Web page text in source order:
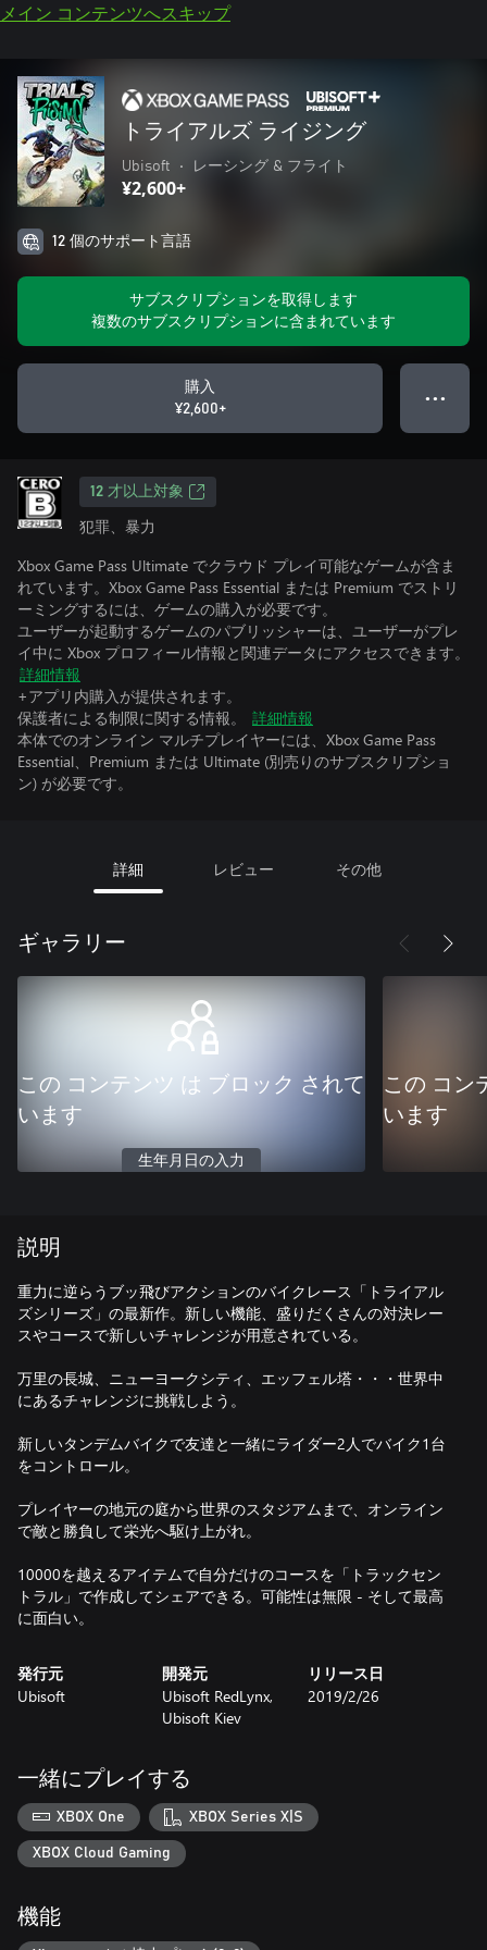
メイン コンテンツへスキップ
トライアルズ ライジング
Ubisoft • レーシング & フライト
¥2,600+
12 個のサポート言語
サブスクリプションを取得します
複数のサブスクリプションに含まれています
購入
¥2,600+
● ● ●
12 才以上対象
犯罪、暴力
Xbox Game Pass Ultimate でクラウド プレイ可能なゲームが含ま
れています。Xbox Game Pass Essential または Premium でストリ
ーミングするには、ゲームの購入が必要です。
ユーザーが起動するゲームのパブリッシャーは、ユーザーがプレ
イ中に Xbox プロフィール情報と関連データにアクセスできます。
詳細情報
+アプリ内購入が提供されます。
保護者による制限に関する情報。
詳細情報
本体でのオンライン マルチプレイヤーには、Xbox Game Pass
Essential、Premium または Ultimate (別売りのサブスクリプショ
ン) が必要です。
詳細 レビュー その他
ギャラリー
この コンテンツ は ブロック されて
います
生年月日の入力
この コン
います
説明
重力に逆らうブッ飛びアクションのバイクレース「トライアル
ズシリーズ」の最新作。新しい機能、盛りだくさんの対決レー
スやコースで新しいチャレンジが用意されている。
万里の長城、ニューヨークシティ、エッフェル塔・・・世界中
にあるチャレンジに挑戦しよう。
新しいタンデムバイクで友達と一緒にライダー2人でバイク1台
をコントロール。
プレイヤーの地元の庭から世界のスタジアムまで、オンライン
で敵と勝負して栄光へ駆け上がれ。
10000を越えるアイテムで自分だけのコースを「トラックセン
トラル」で作成してシェアできる。可能性は無限 - そして最高
に面白い。
発行元
Ubisoft
開発元
Ubisoft RedLynx,
Ubisoft Kiev
リリース日
2019/2/26
一緒にプレイする
XBOX One XBOX Series X|S
XBOX Cloud Gaming
機能